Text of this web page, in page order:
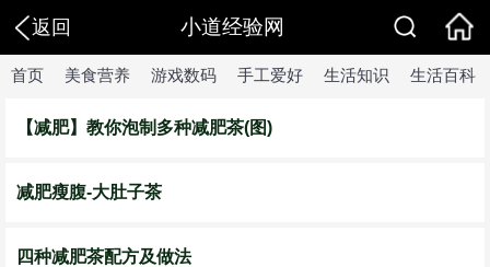
返回 小道经验网
首页 美食营养 游戏数码 手工爱好 生活知识 生活百科
【减肥】教你泡制多种减肥茶(图)
减肥瘦腹-大肚子茶
四种减肥茶配方及做法